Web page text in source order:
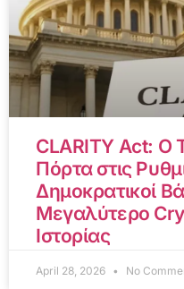
CLARITY Act: Ο
Πόρτα στις
Δημοκρατικοί
Μεγαλύτερο
Ιστορίας
April 28, 2026 No